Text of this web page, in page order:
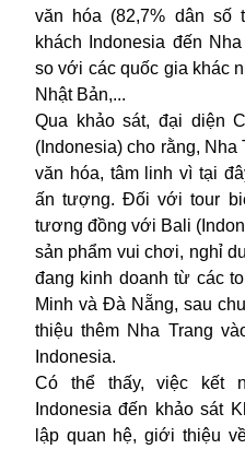
văn hóa (82,7% dân số
khách Indonesia đến
so với các quốc gia khác
Nhật Bản,...
Qua khảo sát, đại diện
(Indonesia) cho rằng, Nha
văn hóa, tâm linh vì tại
ấn tượng. Đối với tour
tương đồng với Bali
sản phẩm vui chơi, nghỉ
đang kinh doanh từ các
Minh và Đà Nẵng, sau
thiệu thêm Nha Trang
Indonesia.
Có thể thấy, việc kết
Indonesia đến khảo sát
lập quan hệ, giới thiệu